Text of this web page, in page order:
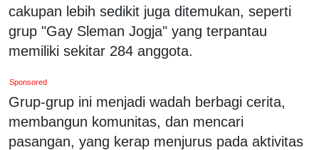
cakupan lebih sedikit juga ditemukan, seperti
grup "Gay Sleman Jogja" yang terpantau
memiliki sekitar 284 anggota.
Sponsored
Grup-grup ini menjadi wadah berbagi cerita,
membangun komunitas, dan mencari
pasangan, yang kerap menjurus pada aktivitas